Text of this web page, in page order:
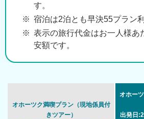
す。
宿泊は2泊とも早決55プラン
表示の旅行代金はお一人様あ
安額です。
オホーツク満喫プラン（現地係員付
きツアー）
オホー
出発日